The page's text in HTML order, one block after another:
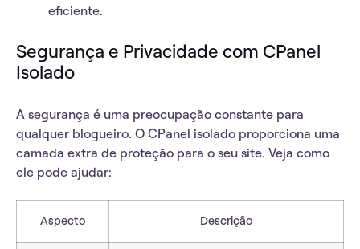
eficiente.
Segurança e Privacidade com CPanel
Isolado
A segurança é uma preocupação constante para
qualquer blogueiro. O CPanel isolado proporciona uma
camada extra de proteção para o seu site. Veja como
ele pode ajudar:
Aspecto Descrição